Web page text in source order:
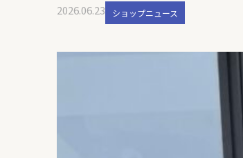
2026.06.23 ショップニュース